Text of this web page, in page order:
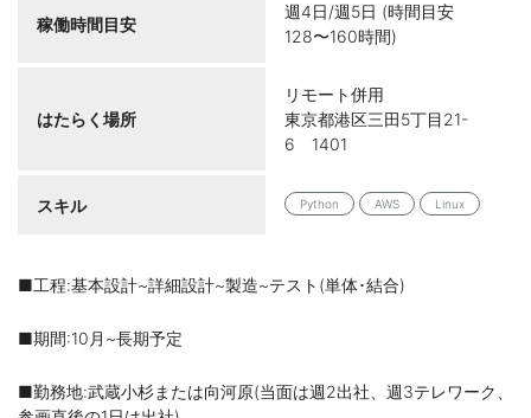
稼働時間目安
週4日/週5日 (時間目安
128〜160時間)
はたらく場所
リモート併用
東京都港区三田5丁目21-
6 1401
スキル Python AWS Linux
■工程:基本設計~詳細設計~製造~テスト(単体･結合)
■期間:10月~長期予定
■勤務地:武蔵小杉または向河原(当面は週2出社、週3テレワーク、